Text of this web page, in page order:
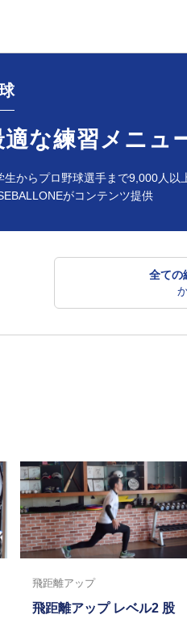
適な練習メニュ
生からプロ野球選手まで9,000人以
がコンテンツ提供
全ての
飛距離アップ
飛距離アップ レベル2 股